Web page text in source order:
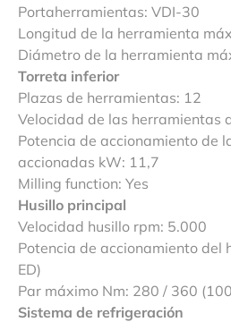
Portaherramientas: VDI-30
Longitud de la herramienta
Diámetro de la herramienta
Torreta inferior
Plazas de herramientas: 12
Velocidad de las herramientas
Potencia de accionamiento de
accionadas kW: 11,7
Milling function: Yes
Husillo principal
Velocidad husillo rpm: 5.000
Potencia de accionamiento del
ED)
Par máximo Nm: 280 / 360
Sistema de refrigeración